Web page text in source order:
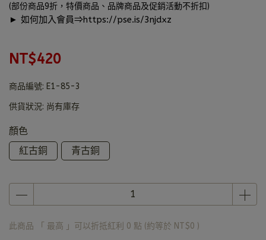
(部份商品9折，特價商品、品牌商品及促銷活動不折扣)
► 如何加入會員⇒https://pse.is/3njdxz
NT$420
商品編號: E1-85-3
供貨狀況: 尚有庫存
顏色
紅古銅
青古銅
此商品 「 最高 」可以折抵紅利 0 點 (約等於 NT$0 )